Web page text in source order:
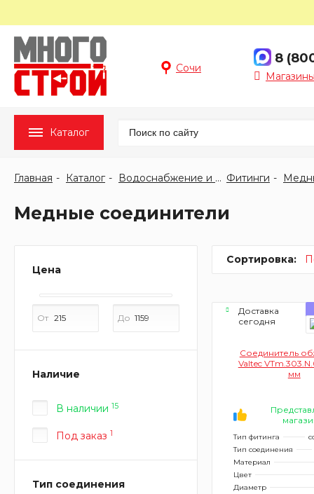
Сочи
8
Каталог
Главная Каталог Водоснабжение и отопление Фитинги
Медные соединители
Цена
От До
Наличие
В наличии 15
Под заказ 1
Тип соединения
Сортировка:
Доставка
сегодня
Соединитель
Valtec
мм
Тип фитинга
Тип соединения
Материал
Цвет
Диаметр